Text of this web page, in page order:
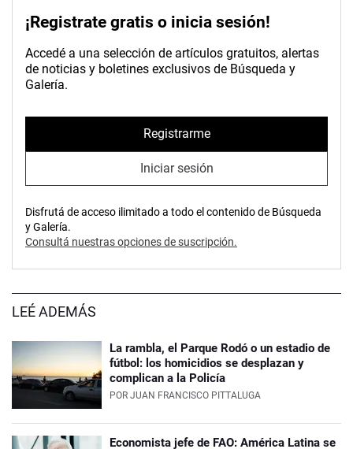
¡Registrate gratis o inicia sesión!
Accedé a una selección de artículos gratuitos, alertas
de noticias y boletines exclusivos de Búsqueda y
Galería.
Registrarme
Iniciar sesión
Disfrutá de acceso ilimitado a todo el contenido de Búsqueda
y Galería.
Consultá nuestras opciones de suscripción.
LEÉ ADEMÁS
La rambla, el Parque Rodó o un estadio de
fútbol: los homicidios se desplazan y
complican a la Policía
POR JUAN FRANCISCO PITTALUGA
Economista jefe de FAO: América Latina se